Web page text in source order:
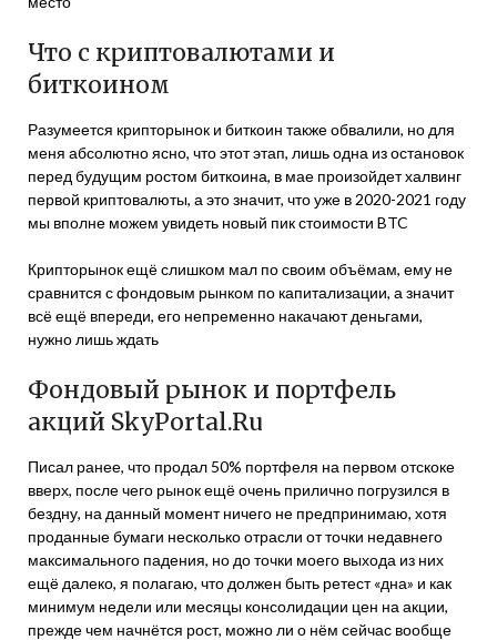
Что с криптовалютами и
биткоином
Разумеется крипторынок и биткоин также обвалили, но для
меня абсолютно ясно, что этот этап, лишь одна из остановок
перед будущим ростом биткоина, в мае произойдет халвинг
первой криптовалюты, а это значит, что уже в 2020-2021 году
мы вполне можем увидеть новый пик стоимости BTC
Крипторынок ещё слишком мал по своим объёмам, ему не
сравнится с фондовым рынком по капитализации, а значит
всё ещё впереди, его непременно накачают деньгами,
нужно лишь ждать
Фондовый рынок и портфель
акций SkyPortal.Ru
Писал ранее, что продал 50% портфеля на первом отскоке
вверх, после чего рынок ещё очень прилично погрузился в
бездну, на данный момент ничего не предпринимаю, хотя
проданные бумаги несколько отрасли от точки недавнего
максимального падения, но до точки моего выхода из них
ещё далеко, я полагаю, что должен быть ретест «дна» и как
минимум недели или месяцы консолидации цен на акции,
прежде чем начнётся рост, можно ли о нём сейчас вообще